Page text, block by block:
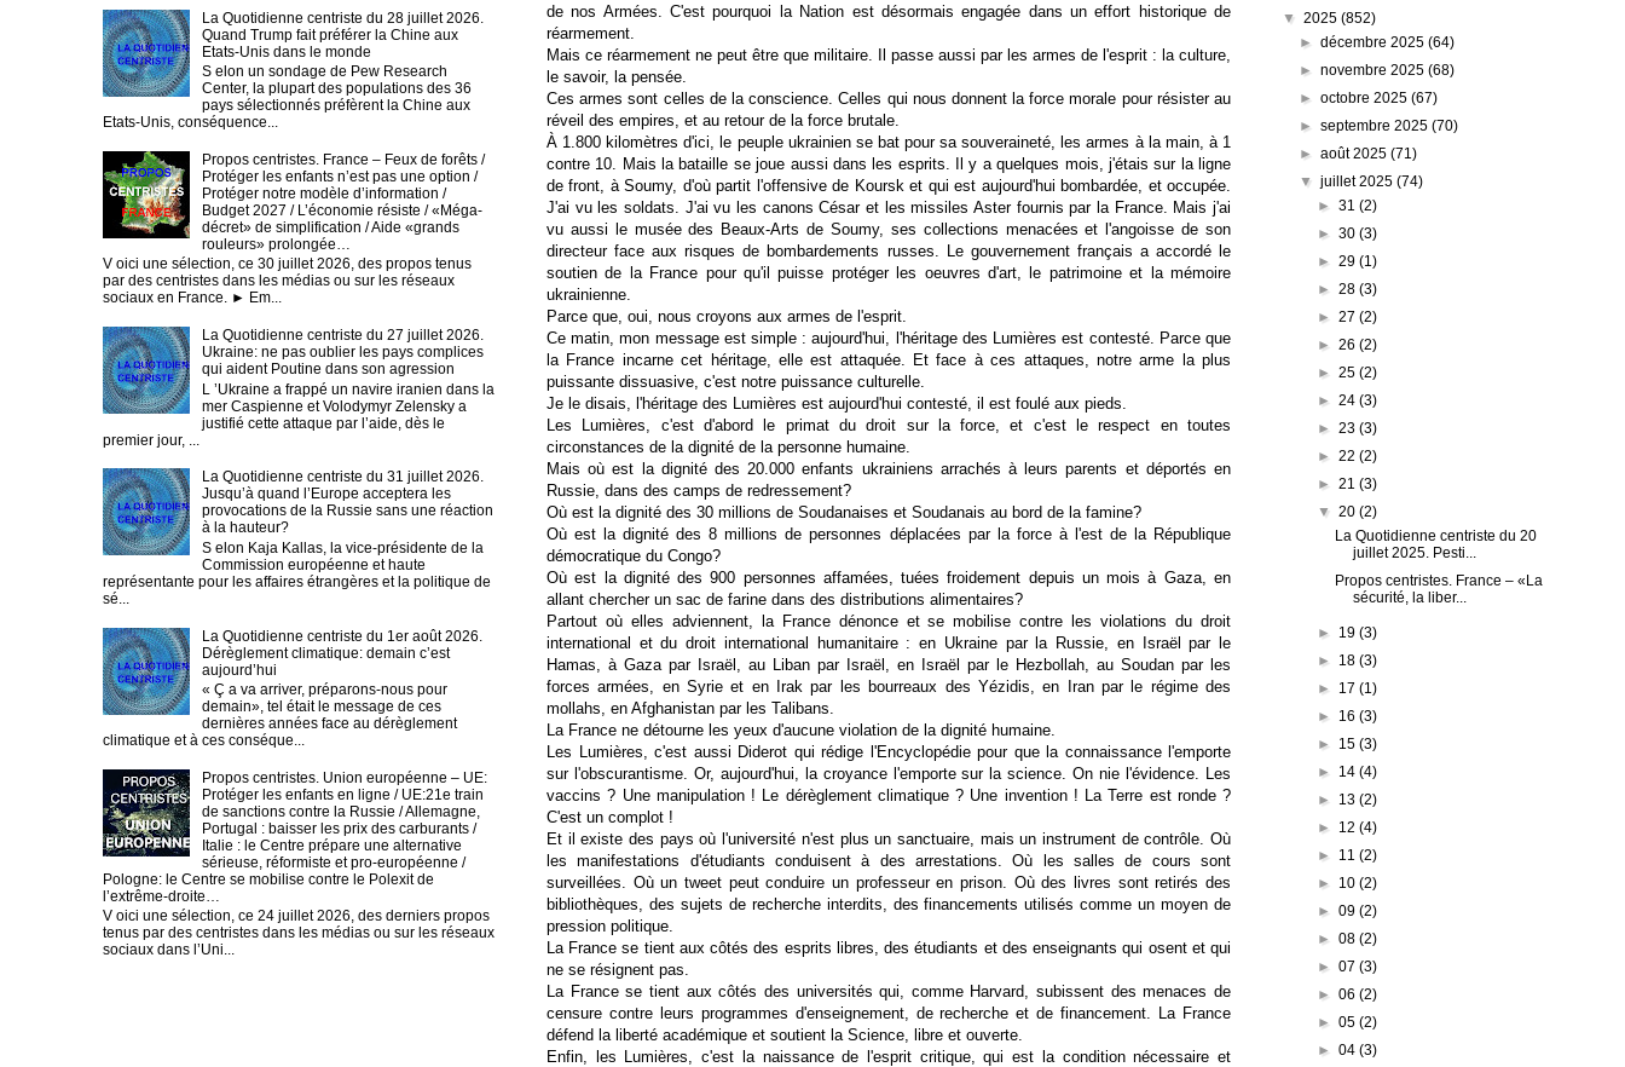
de nos Armées. C'est pourquoi la Nation est désormais engagée dans un effort historique de
réarmement.
Mais ce réarmement ne peut être que militaire. Il passe aussi par les armes de l'esprit : la culture,
le savoir, la pensée.
Ces armes sont celles de la conscience. Celles qui nous donnent la force morale pour résister au
réveil des empires, et au retour de la force brutale.
À 1.800 kilomètres d'ici, le peuple ukrainien se bat pour sa souveraineté, les armes à la main, à 1
contre 10. Mais la bataille se joue aussi dans les esprits. Il y a quelques mois, j'étais sur la ligne
de front, à Soumy, d'où partit l'offensive de Koursk et qui est aujourd'hui bombardée, et occupée.
J'ai vu les soldats. J'ai vu les canons César et les missiles Aster fournis par la France. Mais j'ai
vu aussi le musée des Beaux-Arts de Soumy, ses collections menacées et l'angoisse de son
directeur face aux risques de bombardements russes. Le gouvernement français a accordé le
soutien de la France pour qu'il puisse protéger les oeuvres d'art, le patrimoine et la mémoire
ukrainienne.
Parce que, oui, nous croyons aux armes de l'esprit.
Ce matin, mon message est simple : aujourd'hui, l'héritage des Lumières est contesté. Parce que
la France incarne cet héritage, elle est attaquée. Et face à ces attaques, notre arme la plus
puissante dissuasive, c'est notre puissance culturelle.
Je le disais, l'héritage des Lumières est aujourd'hui contesté, il est foulé aux pieds.
Les Lumières, c'est d'abord le primat du droit sur la force, et c'est le respect en toutes
circonstances de la dignité de la personne humaine.
Mais où est la dignité des 20.000 enfants ukrainiens arrachés à leurs parents et déportés en
Russie, dans des camps de redressement?
Où est la dignité des 30 millions de Soudanaises et Soudanais au bord de la famine?
Où est la dignité des 8 millions de personnes déplacées par la force à l'est de la République
démocratique du Congo?
Où est la dignité des 900 personnes affamées, tuées froidement depuis un mois à Gaza, en
allant chercher un sac de farine dans des distributions alimentaires?
Partout où elles adviennent, la France dénonce et se mobilise contre les violations du droit
international et du droit international humanitaire : en Ukraine par la Russie, en Israël par le
Hamas, à Gaza par Israël, au Liban par Israël, en Israël par le Hezbollah, au Soudan par les
forces armées, en Syrie et en Irak par les bourreaux des Yézidis, en Iran par le régime des
mollahs, en Afghanistan par les Talibans.
La France ne détourne les yeux d'aucune violation de la dignité humaine.
Les Lumières, c'est aussi Diderot qui rédige l'Encyclopédie pour que la connaissance l'emporte
sur l'obscurantisme. Or, aujourd'hui, la croyance l'emporte sur la science. On nie l'évidence. Les
vaccins ? Une manipulation ! Le dérèglement climatique ? Une invention ! La Terre est ronde ?
C'est un complot !
Et il existe des pays où l'université n'est plus un sanctuaire, mais un instrument de contrôle. Où
les manifestations d'étudiants conduisent à des arrestations. Où les salles de cours sont
surveillées. Où un tweet peut conduire un professeur en prison. Où des livres sont retirés des
bibliothèques, des sujets de recherche interdits, des financements utilisés comme un moyen de
pression politique.
La France se tient aux côtés des esprits libres, des étudiants et des enseignants qui osent et qui
ne se résignent pas.
La France se tient aux côtés des universités qui, comme Harvard, subissent des menaces de
censure contre leurs programmes d'enseignement, de recherche et de financement. La France
défend la liberté académique et soutient la Science, libre et ouverte.
Enfin, les Lumières, c'est la naissance de l'esprit critique, qui est la condition nécessaire et
La Quotidienne centriste du 28 juillet 2026.
Quand Trump fait préférer la Chine aux
Etats-Unis dans le monde
S elon un sondage de Pew Research
Center, la plupart des populations des 36
pays sélectionnés préfèrent la Chine aux
Etats-Unis, conséquence...
Propos centristes. France – Feux de forêts /
Protéger les enfants n’est pas une option /
Protéger notre modèle d’information /
Budget 2027 / L’économie résiste / «Méga-
décret» de simplification / Aide «grands
rouleurs» prolongée…
V oici une sélection, ce 30 juillet 2026, des propos tenus
par des centristes dans les médias ou sur les réseaux
sociaux en France. ► Em...
La Quotidienne centriste du 27 juillet 2026.
Ukraine: ne pas oublier les pays complices
qui aident Poutine dans son agression
L ’Ukraine a frappé un navire iranien dans la
mer Caspienne et Volodymyr Zelensky a
justifié cette attaque par l’aide, dès le
premier jour, ...
La Quotidienne centriste du 31 juillet 2026.
Jusqu’à quand l’Europe acceptera les
provocations de la Russie sans une réaction
à la hauteur?
S elon Kaja Kallas, la vice-présidente de la
Commission européenne et haute
représentante pour les affaires étrangères et la politique de
sé...
La Quotidienne centriste du 1er août 2026.
Dérèglement climatique: demain c’est
aujourd’hui
« Ç a va arriver, préparons-nous pour
demain», tel était le message de ces
dernières années face au dérèglement
climatique et à ces conséque...
Propos centristes. Union européenne – UE:
Protéger les enfants en ligne / UE:21e train
de sanctions contre la Russie / Allemagne,
Portugal : baisser les prix des carburants /
Italie : le Centre prépare une alternative
sérieuse, réformiste et pro-européenne /
Pologne: le Centre se mobilise contre le Polexit de
l’extrême-droite…
V oici une sélection, ce 24 juillet 2026, des derniers propos
tenus par des centristes dans les médias ou sur les réseaux
sociaux dans l’Uni...
▼ 2025 (852)
►décembre 2025(64)
►novembre 2025(68)
►octobre 2025(67)
►septembre 2025(70)
►août 2025(71)
▼juillet 2025(74)
► 31 (2)
► 30 (3)
► 29 (1)
► 28 (3)
► 27 (2)
► 26 (2)
► 25 (2)
► 24 (3)
► 23 (3)
► 22 (2)
► 21 (3)
▼ 20 (2)
La Quotidienne centriste du 20
juillet 2025. Pesti...
Propos centristes. France – «La
sécurité, la liber...
► 19 (3)
► 18 (3)
► 17 (1)
► 16 (3)
► 15 (3)
► 14 (4)
► 13 (2)
► 12 (4)
► 11 (2)
► 10 (2)
► 09 (2)
► 08 (2)
► 07 (3)
► 06 (2)
► 05 (2)
► 04 (3)